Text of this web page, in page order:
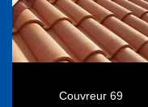
Couvreur 69